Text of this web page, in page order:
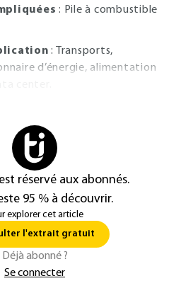
: Pile à combustible
: Transports,
d’énergie, alimentation
réservé aux abonnés.
95 % à découvrir.
explorer cet article
l'extrait gratuit
Déjà abonné ?
Se connecter